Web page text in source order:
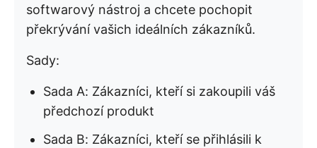
softwarový nástroj a chcete pochopit
překrývání vašich ideálních zákazníků.
Sady:
Sada A: Zákazníci, kteří si zakoupili váš
předchozí produkt
Sada B: Zákazníci, kteří se přihlásili k